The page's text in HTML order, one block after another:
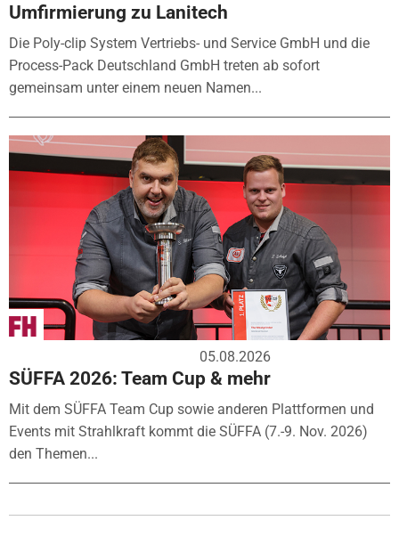
Umfirmierung zu Lanitech
Die Poly-clip System Vertriebs- und Service GmbH und die
Process-Pack Deutschland GmbH treten ab sofort
gemeinsam unter einem neuen Namen...
05.08.2026
SÜFFA 2026: Team Cup & mehr
Mit dem SÜFFA Team Cup sowie anderen Plattformen und
Events mit Strahlkraft kommt die SÜFFA (7.-9. Nov. 2026)
den Themen...